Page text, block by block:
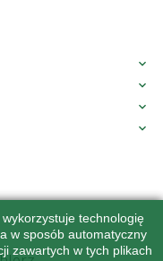
technologię
w sposób automatyczny
zawartych w tych plikach